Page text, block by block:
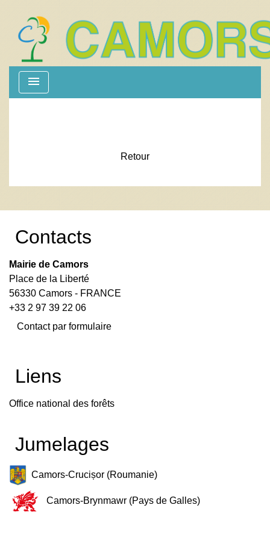
menu
Retour
Contacts
Mairie de Camors
Place de la Liberté
56330 Camors - FRANCE
+33 2 97 39 22 06
Contact par formulaire
Liens
Office national des forêts
Jumelages
Camors-Crucișor (Roumanie)
Camors-Brynmawr (Pays de Galles)